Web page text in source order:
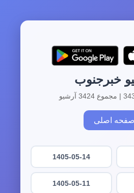
خبرجنوب
صفحه اصلی
1405-05-14
1405-05-11